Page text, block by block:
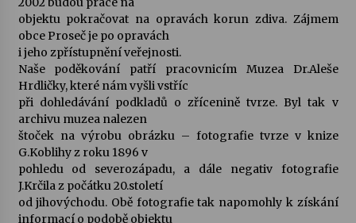
objektu pokračovat na opravách korun zdiva. Zájmem
obce Proseč je po opravách
i jeho zpřístupnění veřejnosti.
Naše poděkování patří pracovnicím Muzea Dr.Aleše
Hrdličky, které nám vyšli vstříc
při dohledávání podkladů o zřícenině tvrze. Byl tak v
archivu muzea nalezen
štoček na výrobu obrázku – fotografie tvrze v knize
G.Koblihy z roku 1896 v
pohledu od severozápadu, a dále negativ fotografie
J.Krčila z počátku 20.století
od jihovýchodu. Obě fotografie tak napomohly k získání
informací o podobě objektu